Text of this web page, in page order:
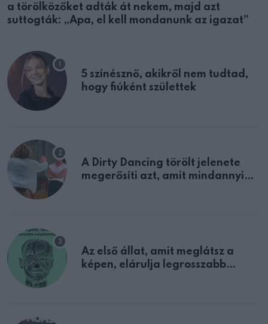
a törölközőket adták át nekem, majd azt
suttogták: „Apa, el kell mondanunk az igazat”
5 színésznő, akikről nem tudtad,
hogy fiúként születtek
A Dirty Dancing törölt jelenete
megerősíti azt, amit mindannyian
Az első állat, amit meglátsz a
képen, elárulja legrosszabb